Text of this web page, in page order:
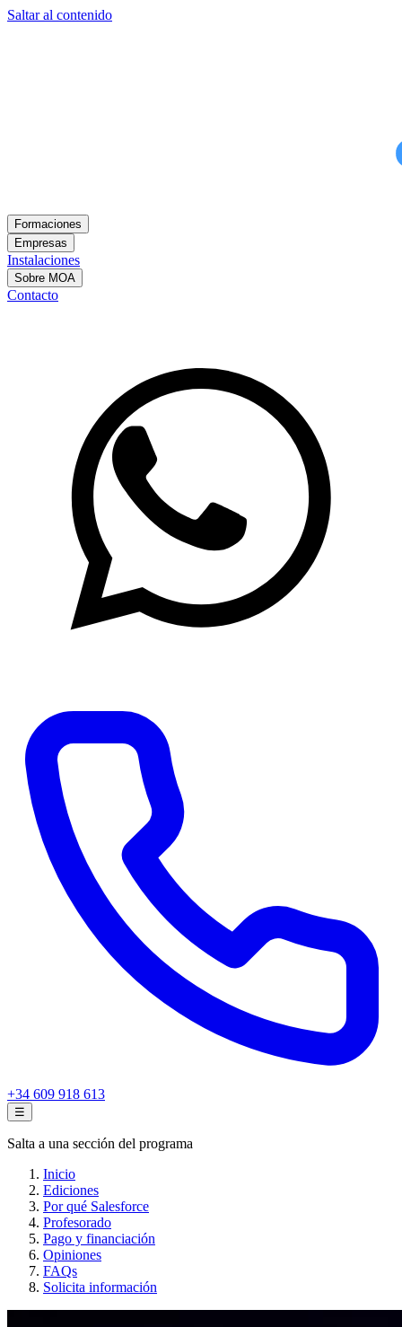
Saltar al contenido
Formaciones
Empresas
Instalaciones
Sobre MOA
Contacto
+34 609 918 613
☰
Salta a una sección del programa
Inicio
Ediciones
Por qué Salesforce
Profesorado
Pago y financiación
Opiniones
FAQs
Solicita información